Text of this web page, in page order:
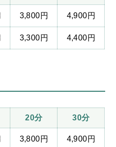
3,800円 4,900円
3,300円 4,400円
20分 30分
3,800円 4,900円